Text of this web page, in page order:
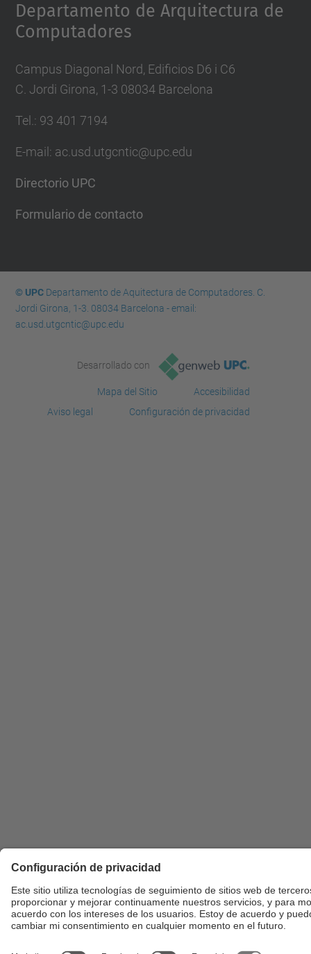
Departamento de Arquitectura de
Computadores
Campus Diagonal Nord, Edificios D6 i C6
C. Jordi Girona, 1-3 08034 Barcelona
Tel.: 93 401 7194
E-mail: ac.usd.utgcntic@upc.edu
Directorio UPC
Formulario de contacto
© UPCDepartamento de Aquitectura de Computadores. C.
Jordi Girona, 1-3. 08034 Barcelona - email:
ac.usd.utgcntic@upc.edu
Desarrollado con
Mapa del Sitio
Accesibilidad
Aviso legal
Configuración de privacidad